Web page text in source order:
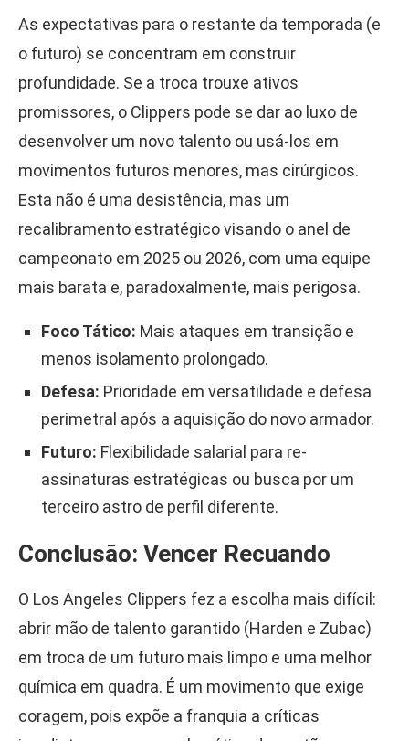
As expectativas para o restante da temporada (e
o futuro) se concentram em construir
profundidade. Se a troca trouxe ativos
promissores, o Clippers pode se dar ao luxo de
desenvolver um novo talento ou usá-los em
movimentos futuros menores, mas cirúrgicos.
Esta não é uma desistência, mas um
recalibramento estratégico visando o anel de
campeonato em 2025 ou 2026, com uma equipe
mais barata e, paradoxalmente, mais perigosa.
Foco Tático: Mais ataques em transição e
menos isolamento prolongado.
Defesa: Prioridade em versatilidade e defesa
perimetral após a aquisição do novo armador.
Futuro: Flexibilidade salarial para re-
assinaturas estratégicas ou busca por um
terceiro astro de perfil diferente.
Conclusão: Vencer Recuando
O Los Angeles Clippers fez a escolha mais difícil:
abrir mão de talento garantido (Harden e Zubac)
em troca de um futuro mais limpo e uma melhor
química em quadra. É um movimento que exige
coragem, pois expõe a franquia a críticas